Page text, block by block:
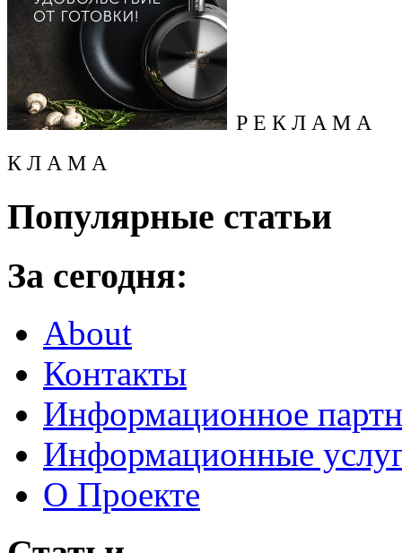
Р Е К Л А М А
К Л А М А
Популярные статьи
За сегодня:
About
Контакты
Информационное
Информационные
О Проекте